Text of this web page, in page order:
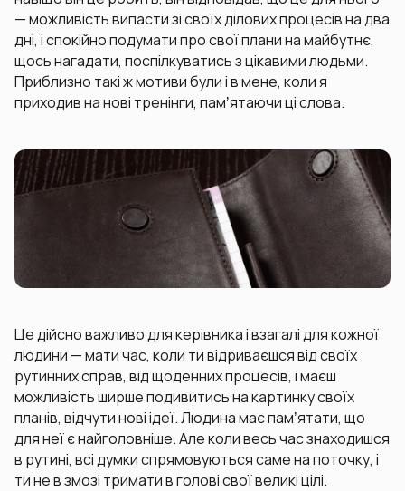
— можливість випасти зі своїх ділових процесів на два
дні, і спокійно подумати про свої плани на майбутнє,
щось нагадати, поспілкуватись з цікавими людьми.
Приблизно такі ж мотиви були і в мене, коли я
приходив на нові тренінги, памʼятаючи ці слова.
Це дійсно важливо для керівника і взагалі для кожної
людини — мати час, коли ти відриваєшся від своїх
рутинних справ, від щоденних процесів, і маєш
можливість ширше подивитись на картинку своїх
планів, відчути нові ідеї. Людина має памʼятати, що
для неї є найголовніше. Але коли весь час знаходишся
в рутині, всі думки спрямовуються саме на поточку, і
ти не в змозі тримати в голові свої великі цілі.